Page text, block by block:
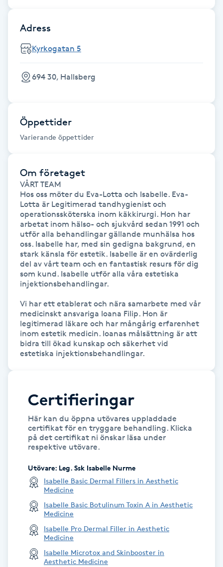
Hårborttagning
Hårbottenbehandling
Hårförlängning
Hälsa
Idrottsmassage
IPL hårborttagning
IR-massage
Japansk massage
Kemisk peeling
Keratinbehandling
Kinesisk medicin
Kiropraktik
Klangmassage
Adress
Kyrkogatan 5
694 30, Hallsberg
Öppettider
Varierande öppettider
Om företaget
VÅRT TEAM
Hos oss möter du Eva-Lotta och Isabelle. Eva-
Lotta är Legitimerad tandhygienist och
operationssköterska inom käkkirurgi. Hon har
arbetat inom hälso- och sjukvård sedan 1991 och
utför alla behandlingar gällande munhälsa hos
oss. Isabelle har, med sin gedigna bakgrund, en
stark känsla för estetik. Isabelle är en ovärderlig
del av vårt team och en fantastisk resurs för dig
som kund. Isabelle utför alla våra estetiska
injektionsbehandlingar.
Vi har ett etablerat och nära samarbete med vår
medicinskt ansvariga Ioana Filip. Hon är
legitimerad läkare och har mångårig erfarenhet
inom estetik medicin. Ioanas målsättning är att
bidra till ökad kunskap och säkerhet vid
estetiska injektionsbehandlingar.
Certifieringar
Här kan du öppna utövares uppladdade
certifikat för en tryggare behandling. Klicka
på det certifikat ni önskar läsa under
respektive utövare.
Utövare: Leg. Ssk Isabelle Nurme
Isabelle Basic Dermal Fillers in Aesthetic
Medicine
Isabelle Basic Botulinum Toxin A in Aesthetic
Medicine
Isabelle Pro Dermal Filler in Aesthetic
Medicine
Isabelle Microtox and Skinbooster in
Aesthetic Medicine